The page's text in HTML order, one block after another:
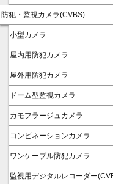
防犯・監視カメラ(CVBS)
小型カメラ
屋内用防犯カメラ
屋外用防犯カメラ
ドーム型監視カメラ
カモフラージュカメラ
コンビネーションカメラ
ワンケーブル防犯カメラ
監視用デジタルレコーダー